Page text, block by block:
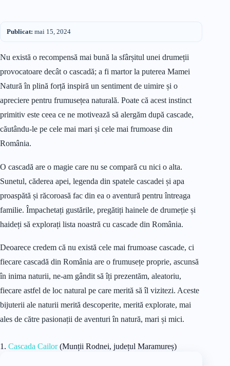
Publicat: mai 15, 2024
Nu există o recompensă mai bună la sfârșitul unei drumeții
provocatoare decât o cascadă; a fi martor la puterea Mamei
Natură în plină forță inspiră un sentiment de uimire și o
apreciere pentru frumusețea naturală. Poate că acest instinct
primitiv este ceea ce ne motivează să alergăm după cascade,
căutându-le pe cele mai mari și cele mai frumoase din
România.
O cascadă are o magie care nu se compară cu nici o alta.
Sunetul, căderea apei, legenda din spatele cascadei și apa
proaspătă și răcoroasă fac din ea o aventură pentru întreaga
familie. Împachetați gustările, pregătiți hainele de drumeție și
haideți să explorați lista noastră cu cascade din România.
Deoarece credem că nu există cele mai frumoase cascade, ci
fiecare cascadă din România are o frumusețe proprie, ascunsă
în inima naturii, ne-am gândit să îți prezentăm, aleatoriu,
fiecare astfel de loc natural pe care merită să îl vizitezi. Aceste
bijuterii ale naturii merită descoperite, merită explorate, mai
ales de către pasionații de aventuri în natură, mari și mici.
1. Cascada Cailor(Munții Rodnei, județul Maramureș)